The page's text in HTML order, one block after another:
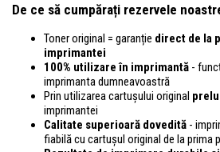
De ce să cumpărați rezervele
Toner original = garanție direct de la
imprimantei
100% utilizare în imprimantă -
imprimanta dumneavoastră
Prin utilizarea cartușului original
imprimantei
Calitate superioară dovedită -
fiabilă cu cartușul original de la prima